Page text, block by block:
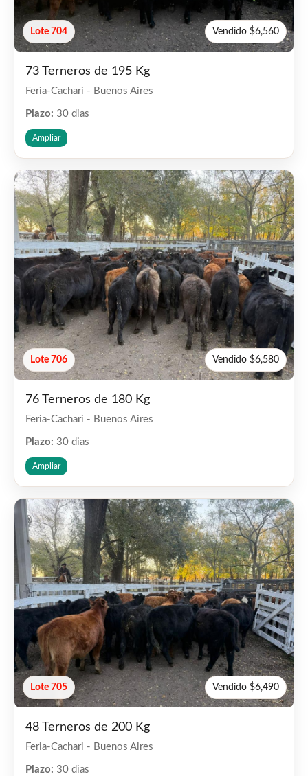
Lote 704 Vendido $6,560
73 Terneros de 195 Kg
Feria-Cachari - Buenos Aires
Plazo: 30 dias
Ampliar
Lote 706 Vendido $6,580
76 Terneros de 180 Kg
Feria-Cachari - Buenos Aires
Plazo: 30 dias
Ampliar
Lote 705 Vendido $6,490
48 Terneros de 200 Kg
Feria-Cachari - Buenos Aires
Plazo: 30 dias